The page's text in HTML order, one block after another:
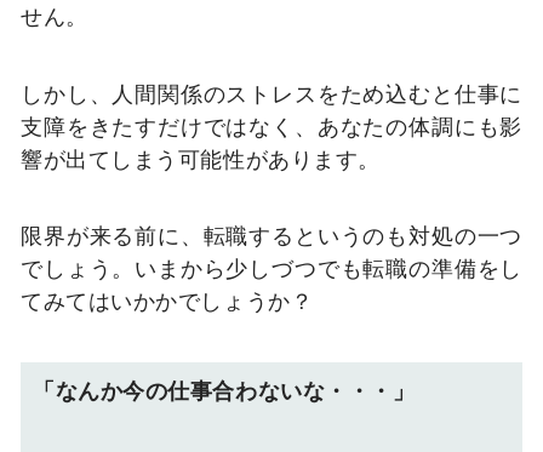
せん。
しかし、人間関係のストレスをため込むと仕事に
支障をきたすだけではなく、あなたの体調にも影
響が出てしまう可能性があります。
限界が来る前に、転職するというのも対処の一つ
でしょう。いまから少しづつでも転職の準備をし
てみてはいかかでしょうか？
「なんか今の仕事合わないな・・・」